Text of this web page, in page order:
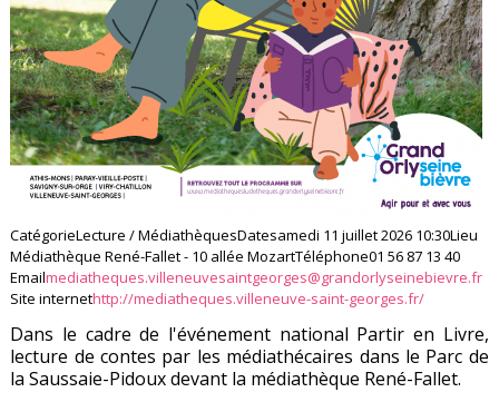
CatégorieLecture / MédiathèquesDatesamedi 11 juillet 2026 10:30Lieu
Médiathèque René-Fallet - 10 allée MozartTéléphone01 56 87 13 40
Emailmediatheques.villeneuvesaintgeorges@grandorlyseinebievre.fr
Site internethttp://mediatheques.villeneuve-saint-georges.fr/
Dans le cadre de l'événement national Partir en Livre,
lecture de contes par les médiathécaires dans le Parc de
la Saussaie-Pidoux devant la médiathèque René-Fallet.